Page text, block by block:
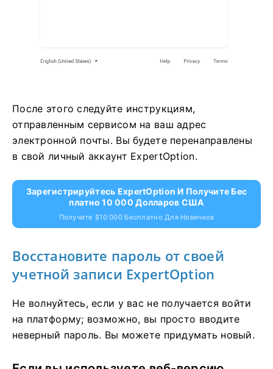
После этого следуйте инструкциям,
отправленным сервисом на ваш адрес
электронной почты. Вы будете перенаправлены
в свой личный аккаунт ExpertOption.
Зарегистрируйтесь ExpertOption И Получите Бес
Платно 10 000 Долларов США
Получите $10 000 Бесплатно Для Новичков
Восстановите пароль от своей
учетной записи ExpertOption
Не волнуйтесь, если у вас не получается войти
на платформу; возможно, вы просто вводите
неверный пароль. Вы можете придумать новый.